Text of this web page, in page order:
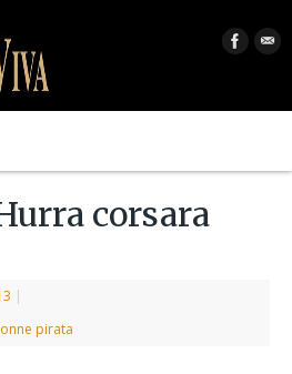
corsara
|
pirata